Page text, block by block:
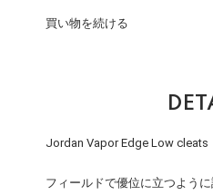
買い物を続ける
Jordan Vapor Edge Low cleats
フィールドで優位に立つよう